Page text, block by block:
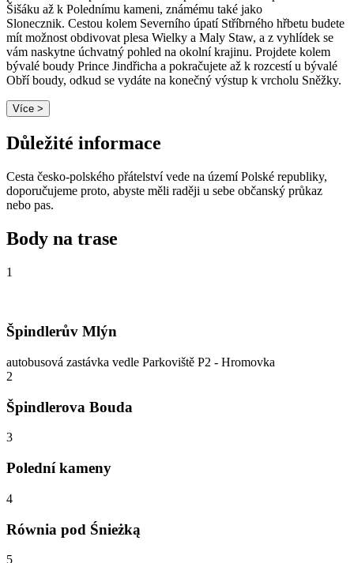
Šišáku až k Polednímu kameni, známému také jako
Slonecznik. Cestou kolem Severního úpatí Stříbrného hřbetu budete
mít možnost obdivovat plesa Wielky a Maly Staw, a z vyhlídek se
vám naskytne úchvatný pohled na okolní krajinu. Projdete kolem
bývalé boudy Prince Jindřicha a pokračujete až k rozcestí u bývalé
Obří boudy, odkud se vydáte na konečný výstup k vrcholu Sněžky.
Více >
Důležité informace
Cesta česko-polského přátelství vede na území Polské republiky,
doporučujeme proto, abyste měli raději u sebe občanský průkaz
nebo pas.
Body na trase
1
Špindlerův Mlýn
autobusová zastávka vedle Parkoviště P2 - Hromovka
2
Špindlerova Bouda
3
Polední kameny
4
Równia pod Śnieżką
5